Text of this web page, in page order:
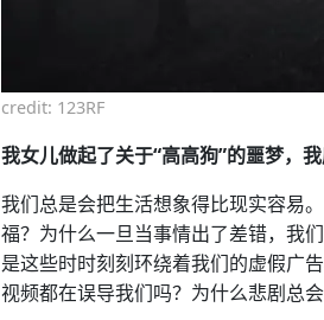
credit: 123RF
我女儿做起了关于“高高狗”的噩梦，
我们总是会把生活想象得比现实容易
福？为什么一旦当事情出了差错，我
是这些时时刻刻环绕着我们的虚假广
视频都在误导我们吗？为什么悲剧总